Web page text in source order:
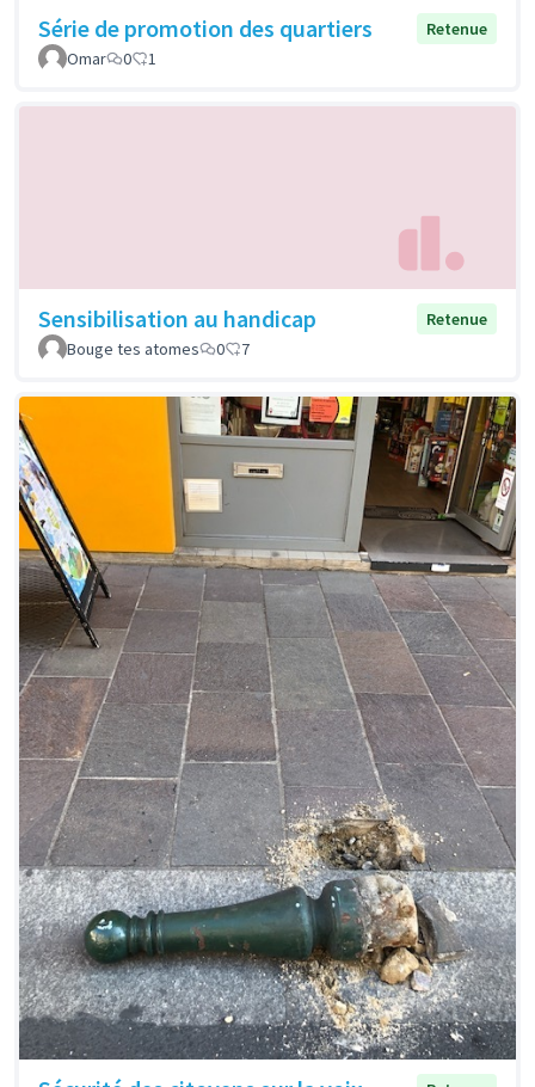
Série de promotion des quartiers
Retenue
Omar
0 1
Sensibilisation au handicap
Retenue
Bouge tes atomes
0 7